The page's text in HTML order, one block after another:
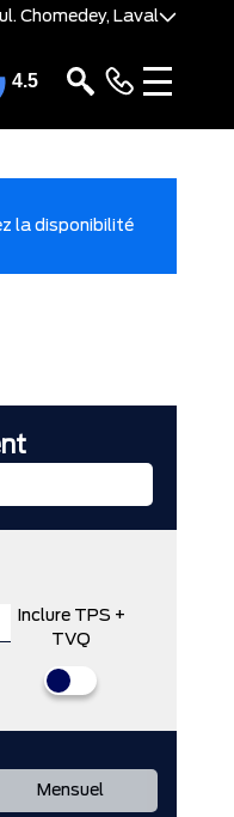
Chomedey, Laval
4.5
la disponibilité
Inclure TPS +
TVQ
Mensuel